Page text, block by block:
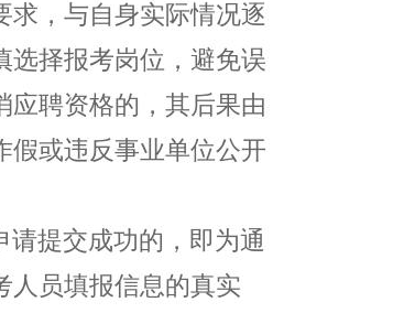
求，与自身实际情况逐
选择报考岗位，避免误
应聘资格的，其后果由
假或违反事业单位公开
提交成功的，即为通
人员填报信息的真实